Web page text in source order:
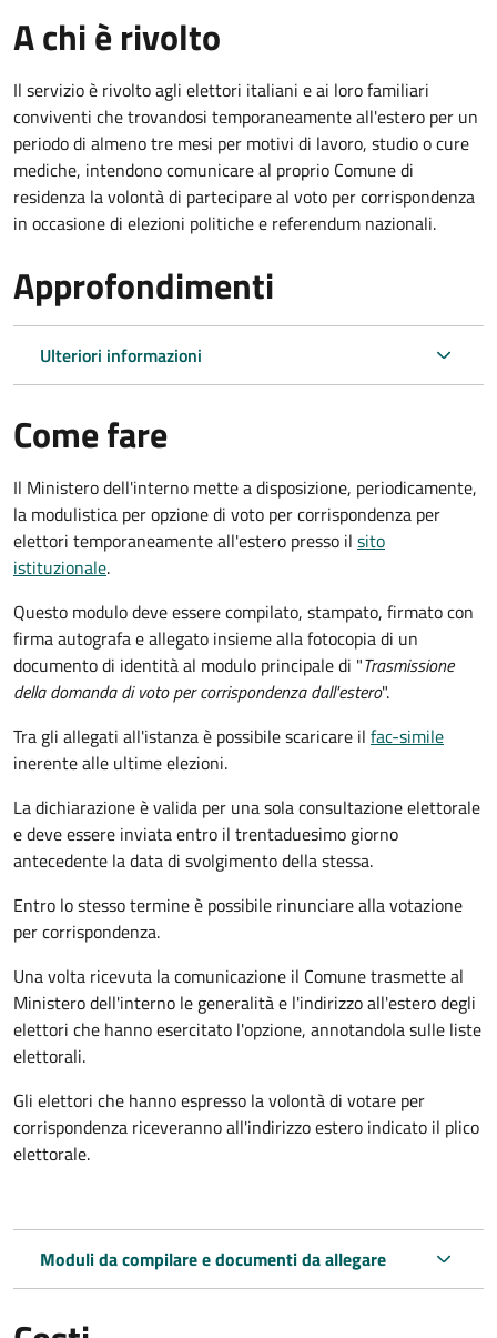
A chi è rivolto
Il servizio è rivolto agli elettori italiani e ai loro familiari
conviventi che trovandosi temporaneamente all'estero per un
periodo di almeno tre mesi per motivi di lavoro, studio o cure
mediche, intendono comunicare al proprio Comune di
residenza la volontà di partecipare al voto per corrispondenza
in occasione di elezioni politiche e referendum nazionali.
Approfondimenti
Ulteriori informazioni
Come fare
Il Ministero dell'interno mette a disposizione, periodicamente,
la modulistica per opzione di voto per corrispondenza per
elettori temporaneamente all'estero presso il sito
istituzionale.
Questo modulo deve essere compilato, stampato, firmato con
firma autografa e allegato insieme alla fotocopia di un
documento di identità al modulo principale di "Trasmissione
della domanda di voto per corrispondenza dall'estero".
Tra gli allegati all'istanza è possibile scaricare il fac-simile
inerente alle ultime elezioni.
La dichiarazione è valida per una sola consultazione elettorale
e deve essere inviata entro il trentaduesimo giorno
antecedente la data di svolgimento della stessa.
Entro lo stesso termine è possibile rinunciare alla votazione
per corrispondenza.
Una volta ricevuta la comunicazione il Comune trasmette al
Ministero dell'interno le generalità e l'indirizzo all'estero degli
elettori che hanno esercitato l'opzione, annotandola sulle liste
elettorali.
Gli elettori che hanno espresso la volontà di votare per
corrispondenza riceveranno all'indirizzo estero indicato il plico
elettorale.
Moduli da compilare e documenti da allegare